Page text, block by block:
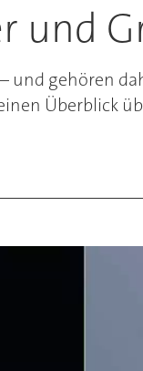
und
und gehören
Überblick